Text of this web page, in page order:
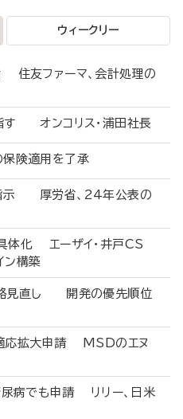
ウィークリー
住友ファーマ、会計処理の
オンコリス・浦田社長
保険適用を了承
示 厚労省、24年公表の
体化 エーザイ・井戸CS
ン構築
略見直し 開発の優先順位
応拡大申請 MSDのエヌ
病でも申請 リリー、日米